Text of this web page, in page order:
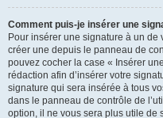
Comment puis-je insérer une
Pour insérer une signature à un de
créer une depuis le panneau de
pouvez cocher la case « Insérer
rédaction afin d’insérer votre
signature qui sera insérée à tous
dans le panneau de contrôle de
option, il ne vous sera plus utile de